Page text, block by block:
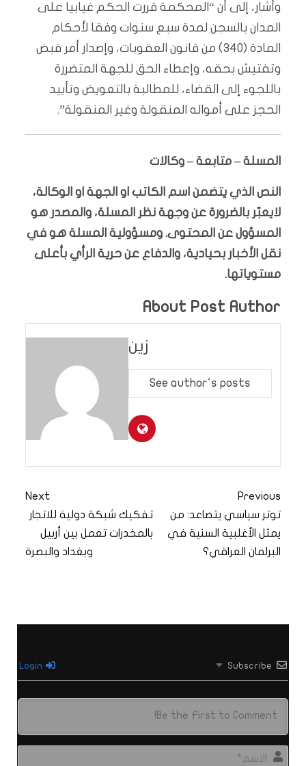
وأشار، إلى أن “المحكمة قررت الحكم غيابيا على
المدان بالسجن لمدة سبع سنوات وفقا لأحكام
المادة (340) من قانون العقوبات، وإصدار أمر قبض
وتفتيش بحقه، وإعطاء الحق للجهة المتضررة
باللجوء إلى القضاء، للمطالبة بالتعويض وتأييد
الحجز على أمواله المنقولة وغير المنقولة”.
المسلة – متابعة – وكالات
النص الذي يتضمن اسم الكاتب او الجهة او الوكالة،
لايعبّر بالضرورة عن وجهة نظر المسلة، والمصدر هو
المسؤول عن المحتوى. ومسؤولية المسلة هو في
نقل الأخبار بحيادية، والدفاع عن حرية الرأي بأعلى
مستوياتها.
About Post Author
زين
See author's posts
Previous
توتر سياسي يتصاعد: من
يمثل الأغلبية السنية في
البرلمان العراقي؟
Next
تفكيك شبكة دولية للاتجار
بالمخدرات تعمل بين أربيل
وبغداد والبصرة
Subscribe